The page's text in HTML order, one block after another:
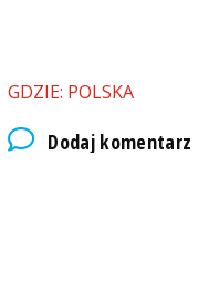
GDZIE: POLSKA
Dodaj komentarz